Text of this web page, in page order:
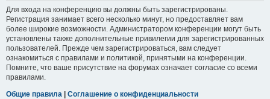
Для входа на конференцию вы должны быть зарегистрированы.
Регистрация занимает всего несколько минут, но предоставляет вам
более широкие возможности. Администратором конференции могут быть
установлены также дополнительные привилегии для зарегистрированных
пользователей. Прежде чем зарегистрироваться, вам следует
ознакомиться с правилами и политикой, принятыми на конференции.
Помните, что ваше присутствие на форумах означает согласие со всеми
правилами.
Общие правила | Соглашение о конфиденциальности